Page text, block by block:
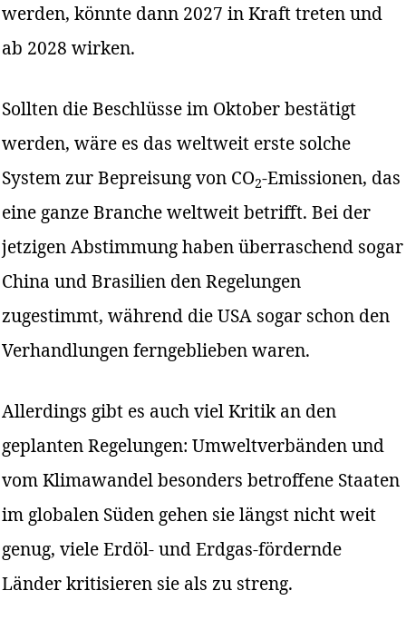
werden, könnte dann 2027 in Kraft treten und
ab 2028 wirken.
Sollten die Beschlüsse im Oktober bestätigt
werden, wäre es das weltweit erste solche
System zur Bepreisung von CO2-Emissionen, das
eine ganze Branche weltweit betrifft. Bei der
jetzigen Abstimmung haben überraschend sogar
China und Brasilien den Regelungen
zugestimmt, während die USA sogar schon den
Verhandlungen ferngeblieben waren.
Allerdings gibt es auch viel Kritik an den
geplanten Regelungen: Umweltverbänden und
vom Klimawandel besonders betroffene Staaten
im globalen Süden gehen sie längst nicht weit
genug, viele Erdöl- und Erdgas-fördernde
Länder kritisieren sie als zu streng.